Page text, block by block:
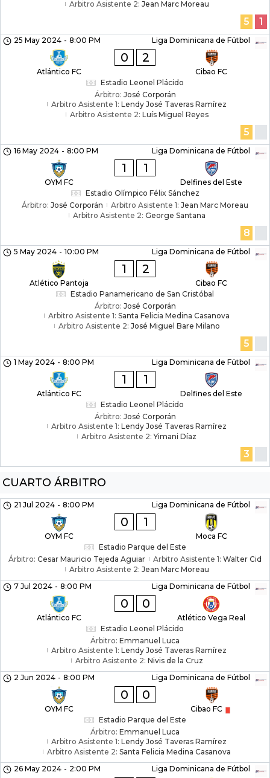
Arbitro Asistente 2: Jean Marc Moreau
5 1
Liga Dominicana de Fútbol
25 May 2024 - 8:00 PM
Atlántico FC
0 2
Cibao FC
Estadio Leonel Plácido
Árbitro: José Corporán
Arbitro Asistente 1: Lendy José Taveras Ramírez
Arbitro Asistente 2: Luís Miguel Reyes
5
Liga Dominicana de Fútbol
16 May 2024 - 8:00 PM
OYM FC
1 1
Delfines del Este
Estadio Olímpico Félix Sánchez
Árbitro: José Corporán Arbitro Asistente 1: Jean Marc Moreau
Arbitro Asistente 2: George Santana
8
Liga Dominicana de Fútbol
5 May 2024 - 10:00 PM
Atlético Pantoja
1 2
Cibao FC
Estadio Panamericano de San Cristóbal
Árbitro: José Corporán
Arbitro Asistente 1: Santa Felicia Medina Casanova
Arbitro Asistente 2: José Miguel Bare Milano
5
Liga Dominicana de Fútbol
1 May 2024 - 8:00 PM
Atlántico FC
1 1
Delfines del Este
Estadio Leonel Plácido
Árbitro: José Corporán
Arbitro Asistente 1: Lendy José Taveras Ramírez
Arbitro Asistente 2:Yimani Díaz
3
CUARTO ÁRBITRO
Liga Dominicana de Fútbol
21 Jul 2024 - 8:00 PM
OYM FC
0 1
Moca FC
Estadio Parque del Este
Árbitro: Cesar Mauricio Tejeda Aguiar Arbitro Asistente 1: Walter Cid
Arbitro Asistente 2: Jean Marc Moreau
Liga Dominicana de Fútbol
7 Jul 2024 - 8:00 PM
Atlántico FC
0 0
Atlético Vega Real
Estadio Leonel Plácido
Árbitro: Emmanuel Luca
Arbitro Asistente 1: Lendy José Taveras Ramírez
Arbitro Asistente 2: Nivis de la Cruz
Liga Dominicana de Fútbol
2 Jun 2024 - 8:00 PM
OYM FC
0 0
Cibao FC
Estadio Parque del Este
Árbitro: Emmanuel Luca
Arbitro Asistente 1: Lendy José Taveras Ramírez
Arbitro Asistente 2: Santa Felicia Medina Casanova
Liga Dominicana de Fútbol
26 May 2024 - 2:00 PM